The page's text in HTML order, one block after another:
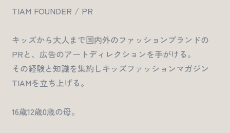
TIAM FOUNDER / PR
キッズから大人まで国内外のファッションブランドの
PRと、広告のアートディレクションを手がける。
その経験と知識を集約しキッズファッションマガジン
TIAMを立ち上げる。
16歳12歳0歳の母。